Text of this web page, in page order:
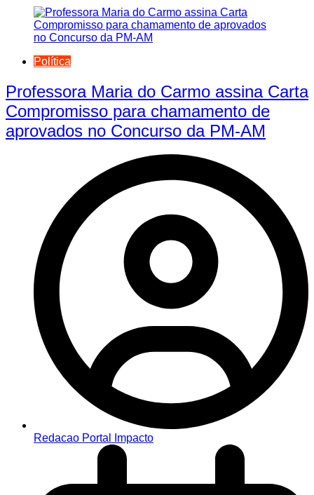
Política
Professora Maria do Carmo assina Carta
Compromisso para chamamento de
aprovados no Concurso da PM-AM
Redacao Portal Impacto